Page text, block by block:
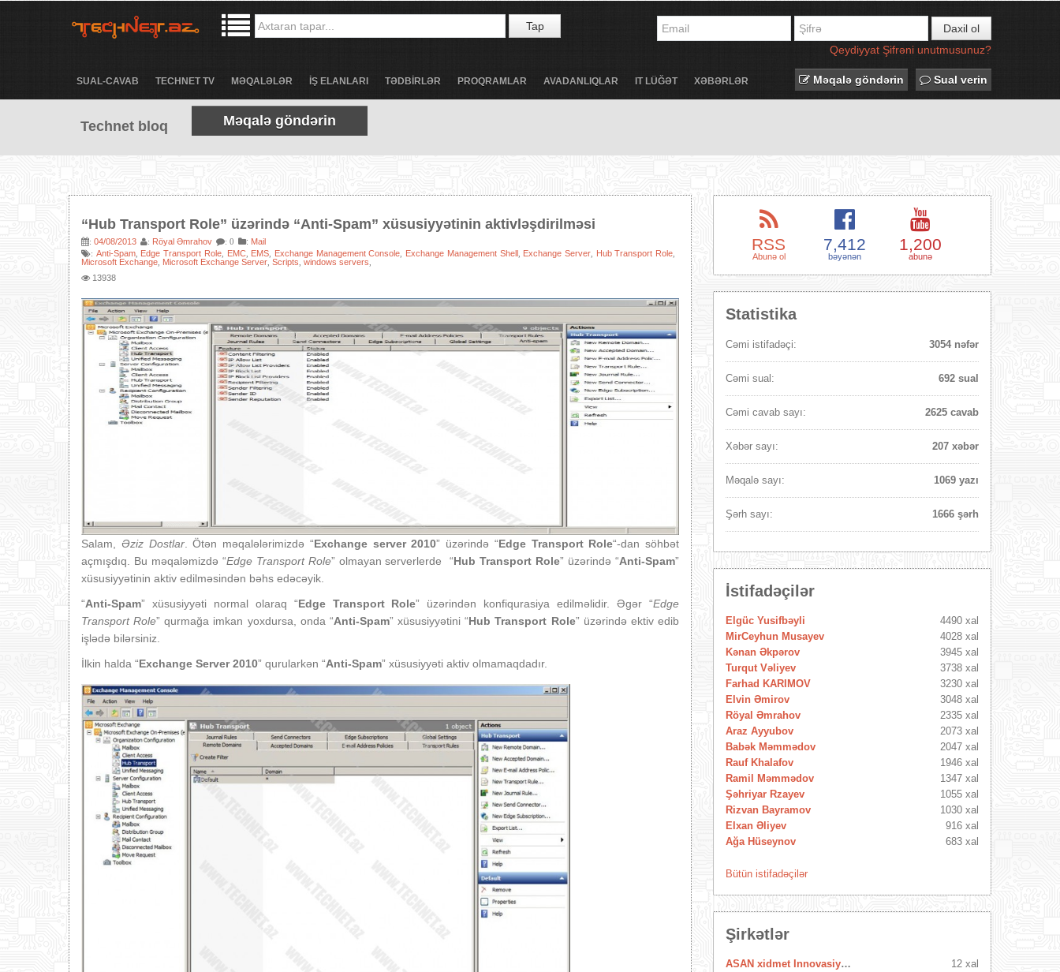
Tap
Daxil ol
Qeydiyyat Şifrəni unutmusunuz?
SUAL-CAVAB TECHNET TV MƏQALƏLƏR İŞ ELANLARI TƏDBİRLƏR PROQRAMLAR AVADANLIQLAR IT LÜĞƏT XƏBƏRLƏR Məqalə göndərin Sual verin
Technet bloq Məqalə göndərin
“Hub Transport Role” üzərində “Anti-Spam” xüsusiyyətinin aktivləşdirilməsi
: 04/08/2013 : Röyal Əmrahov : 0 : Mail
: Anti-Spam, Edge Transport Role, EMC, EMS Exchange Management Console Exchange Management Shell Exchange Server Hub Transport Role
Microsoft Exchange Microsoft Exchange Server Scripts windows servers
13938
Salam, Əziz Dostlar. Ötən məqalələrimizdə “Exchange server 2010” üzərində “Edge Transport Role“-dan söhbət
açmışdıq. Bu məqaləmizdə “Edge Transport Role” olmayan serverlerde “Hub Transport Role” üzərində “Anti-Spam”
xüsusiyyətinin aktiv edilməsindən bəhs edəcəyik.
“Anti-Spam” xüsusiyyəti normal olaraq “Edge Transport Role” üzərindən konfiqurasiya edilməlidir. Əgər “Edge
Transport Role” qurmağa imkan yoxdursa, onda “Anti-Spam” xüsusiyyətini “Hub Transport Role” üzərində ektiv edib
işlədə bilərsiniz.
İlkin halda “Exchange Server 2010” qurularkən “Anti-Spam” xüsusiyyəti aktiv olmamaqdadır.
RSS
Abunə ol
7,412
bəyənən
1,200
abunə
Statistika
Cəmi istifadəçi: 3054 nəfər
Cəmi sual: 692 sual
Cəmi cavab sayı: 2625 cavab
Xəbər sayı: 207 xəbər
Məqalə sayı: 1069 yazı
Şərh sayı: 1666 şərh
İstifadəçilər
Elgüc Yusifbəyli
4490 xal
MirCeyhun Musayev
4028 xal
Kənan Əkpərov
3945 xal
Turqut Vəliyev
3738 xal
Farhad KARIMOV
3230 xal
Elvin Əmirov
3048 xal
Röyal Əmrahov
2335 xal
Araz Ayyubov
2073 xal
Babək Məmmədov
2047 xal
Rauf Khalafov
1946 xal
Ramil Məmmədov
1347 xal
Şəhriyar Rzayev
1055 xal
Rizvan Bayramov
1030 xal
Elxan Əliyev
916 xal
Ağa Hüseynov
683 xal
Bütün istifadəçilər
Şirkətlər
ASAN xidmet Innovasiya Mərkəzi
12 xal